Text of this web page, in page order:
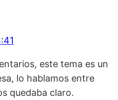
este tema es un
lo hablamos entre
quedaba claro.